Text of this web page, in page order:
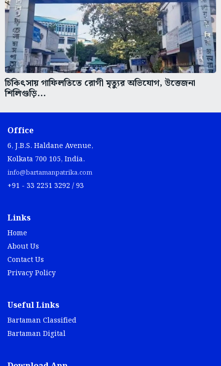
চিকিৎসায় গাফিলতিতে রোগী মৃত্যুর অভিযোগ, উত্তেজনা
শিলিগুড়ি...
Office
6, J.B.S. Haldane Avenue,
Kolkata 700 105, India.
info@bartamanpatrika.com
+91 - 33 2251 3292 / 93
Links
Home
About Us
Contact Us
Privacy Policy
Useful Links
Bartaman Classified
Bartaman Digital